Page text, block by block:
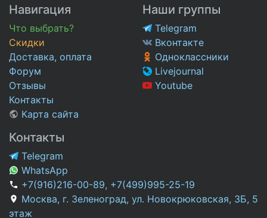
Навигация
Что выбрать?
Скидки
Доставка, оплата
Форум
Отзывы
Контакты
Карта сайта
Наши группы
Telegram
Вконтакте
Одноклассники
Livejournal
Youtube
Контакты
Telegram
WhatsApp
+7(916)216-00-89, +7(499)995-25-19
Москва, г. Зеленоград, ул. Новокрюковская, 3Б, 5
этаж